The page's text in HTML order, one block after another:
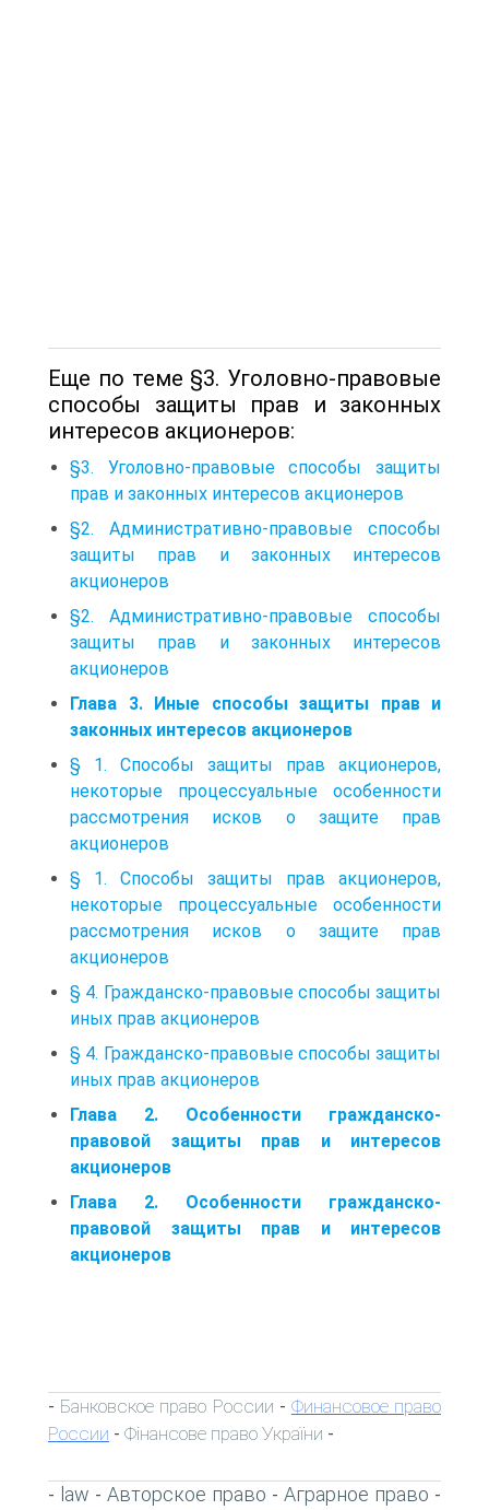
Еще по теме §3. Уголовно-правовые
способы защиты прав и законных
интересов акционеров:
§3. Уголовно-правовые способы защиты
прав и законных интересов акционеров
§2. Административно-правовые способы
защиты прав и законных интересов
акционеров
§2. Административно-правовые способы
защиты прав и законных интересов
акционеров
Глава 3. Иные способы защиты прав и
законных интересов акционеров
§ 1. Способы защиты прав акционеров,
некоторые процессуальные особенности
рассмотрения исков о защите прав
акционеров
§ 1. Способы защиты прав акционеров,
некоторые процессуальные особенности
рассмотрения исков о защите прав
акционеров
§ 4. Гражданско-правовые способы защиты
иных прав акционеров
§ 4. Гражданско-правовые способы защиты
иных прав акционеров
Глава 2. Особенности гражданско-
правовой защиты прав и интересов
акционеров
Глава 2. Особенности гражданско-
правовой защиты прав и интересов
акционеров
- Банковское право России - Финансовое право
России - Фінансове право України -
- law - Авторское право - Аграрное право -